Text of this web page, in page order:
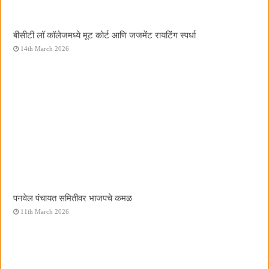
बीसीटी लॉ कॉलेजमध्ये मूट कोर्ट आणि जजमेंट रायटिंग स्पर्धा
14th March 2026
पनवेल पंचायत समितीवर भाजपचे कमळ
11th March 2026